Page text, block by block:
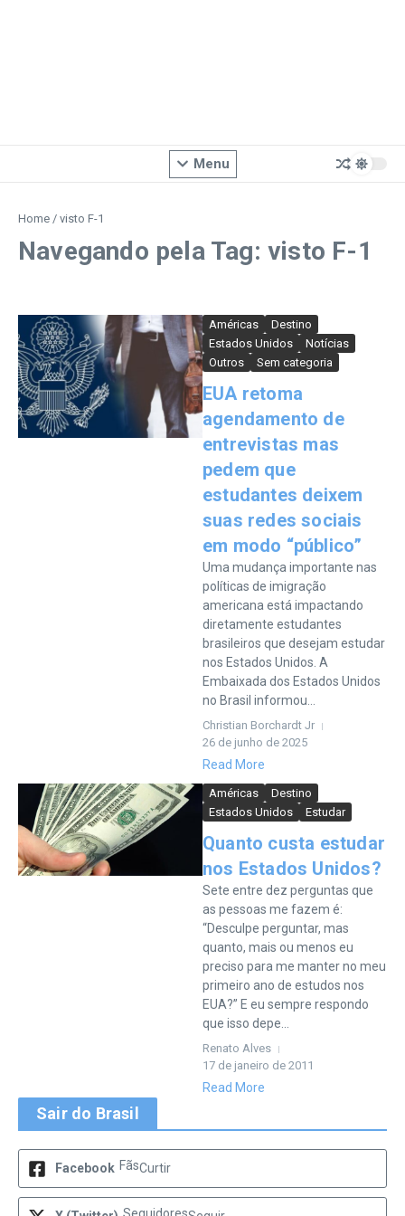
Menu
Home / visto F-1
Navegando pela Tag: visto F-1
Américas
Destino
Estados Unidos
Notícias
Outros
Sem categoria
EUA retoma
agendamento de
entrevistas mas
pedem que
estudantes deixem
suas redes sociais
em modo “público”
Uma mudança importante nas
políticas de imigração
americana está impactando
diretamente estudantes
brasileiros que desejam estudar
nos Estados Unidos. A
Embaixada dos Estados Unidos
no Brasil informou...
Christian Borchardt Jr
26 de junho de 2025
Read More
Américas
Destino
Estados Unidos
Estudar
Quanto custa estudar
nos Estados Unidos?
Sete entre dez perguntas que
as pessoas me fazem é:
“Desculpe perguntar, mas
quanto, mais ou menos eu
preciso para me manter no meu
primeiro ano de estudos nos
EUA?” E eu sempre respondo
que isso depe...
Renato Alves
17 de janeiro de 2011
Read More
Sair do Brasil
Facebook FãsCurtir